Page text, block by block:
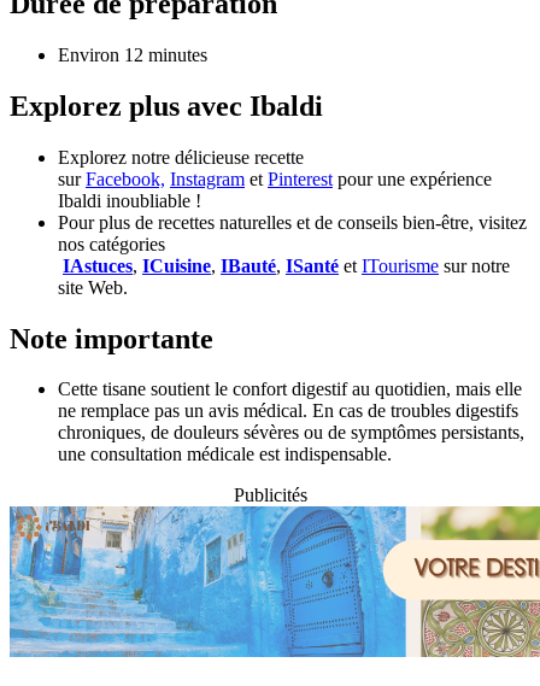
Environ 12 minutes
Explorez plus avec Ibaldi
Explorez notre délicieuse recette
surFacebook, Instagram et Pinterest pour une expérience
Ibaldi inoubliable !
Pour plus de recettes naturelles et de conseils bien-être, visitez
nos catégories
IAstuces, ICuisine, IBauté, ISanté et ITourisme sur notre
site Web.
Note importante
Cette tisane soutient le confort digestif au quotidien, mais elle
ne remplace pas un avis médical. En cas de troubles digestifs
chroniques, de douleurs sévères ou de symptômes persistants,
une consultation médicale est indispensable.
Publicités